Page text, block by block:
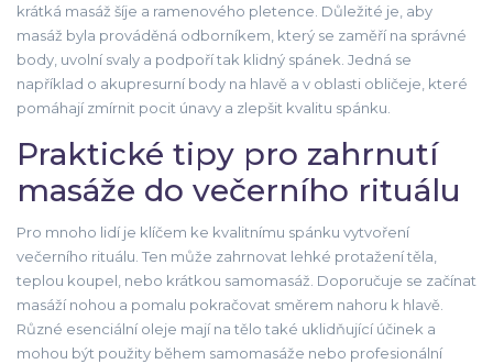
krátká masáž šíje a ramenového pletence. Důležité je, aby
masáž byla prováděná odborníkem, který se zaměří na správné
body, uvolní svaly a podpoří tak klidný spánek. Jedná se
například o akupresurní body na hlavě a v oblasti obličeje, které
pomáhají zmírnit pocit únavy a zlepšit kvalitu spánku.
Praktické tipy pro zahrnutí
masáže do večerního rituálu
Pro mnoho lidí je klíčem ke kvalitnímu spánku vytvoření
večerního rituálu. Ten může zahrnovat lehké protažení těla,
teplou koupel, nebo krátkou samomasáž. Doporučuje se začínat
masáží nohou a pomalu pokračovat směrem nahoru k hlavě.
Různé esenciální oleje mají na tělo také uklidňující účinek a
mohou být použity během samomasáže nebo profesionální